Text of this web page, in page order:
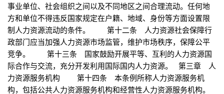
事业单位、社会组织之间以及不同地区之间合理流动。任何地
方和单位不得违反国家规定在户籍、地域、身份等方面设置限
制人力资源流动的条件。 第十二条 人力资源社会保障行
政部门应当加强人力资源市场监管，维护市场秩序，保障公平
竞争。 第十三条 国家鼓励开展平等、互利的人力资源国
际合作与交流，充分开发利用国际国内人力资源。 第三章 人
力资源服务机构 第十四条 本条例所称人力资源服务机
构，包括公共人力资源服务机构和经营性人力资源服务机构。